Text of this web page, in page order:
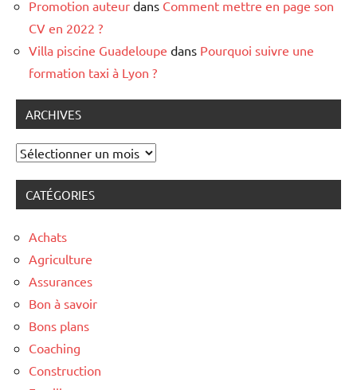
Promotion auteur dans Comment mettre en page son
CV en 2022 ?
Villa piscine Guadeloupe dans Pourquoi suivre une
formation taxi à Lyon ?
ARCHIVES
Archives
CATÉGORIES
Achats
Agriculture
Assurances
Bon à savoir
Bons plans
Coaching
Construction